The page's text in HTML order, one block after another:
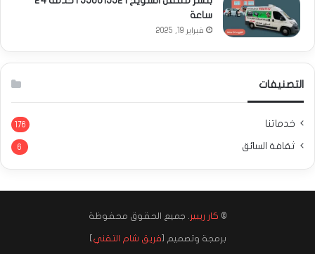
ساعة
فبراير 19, 2025
التصنيفات
خدماتنا 176
ثقافة السائق 6
© كار ريبير . جميع الحقوق محفوظة
برمجة وتصميم [فريق شام التقني]